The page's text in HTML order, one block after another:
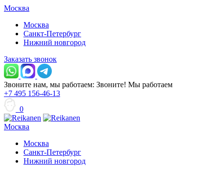
Москва
Москва
Санкт-Петербург
Нижний новгород
Заказать звонок
Звоните нам, мы работаем: Звоните! Мы работаем
+7 495 156-46-13
0
Москва
Москва
Санкт-Петербург
Нижний новгород